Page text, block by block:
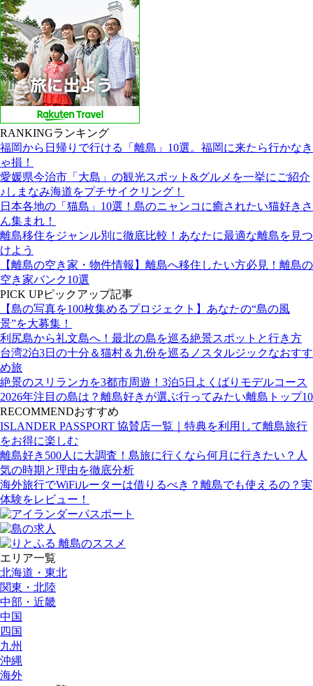
RANKINGランキング
福岡から日帰りで行ける「離島」10選。福岡に来たら行かなき
ゃ損！
愛媛県今治市「大島」の観光スポット&グルメを一挙にご紹介
♪しまなみ海道をプチサイクリング！
日本各地の「猫島」10選！島のニャンコに癒されたい猫好きさ
ん集まれ！
離島移住をジャンル別に徹底比較！あなたに最適な離島を見つ
けよう
【離島の空き家・物件情報】離島へ移住したい方必見！離島の
空き家バンク10選
PICK UPピックアップ記事
【島の写真を100枚集めるプロジェクト】あなたの“島の風
景”を大募集！
利尻島から礼文島へ！最北の島を巡る絶景スポットと行き方
台湾2泊3日の十分＆猫村＆九份を巡るノスタルジックなおすす
め旅
絶景のスリランカを3都市周遊！3泊5日よくばりモデルコース
2026年注目の島は？離島好きが選ぶ行ってみたい離島トップ10
RECOMMENDおすすめ
ISLANDER PASSPORT 協賛店一覧｜特典を利用して離島旅行
をお得に楽しむ
離島好き500人に大調査！島旅に行くなら何月に行きたい？人
気の時期と理由を徹底分析
海外旅行でWiFiルーターは借りるべき？離島でも使えるの？実
体験をレビュー！
エリア一覧
北海道・東北
関東・北陸
中部・近畿
中国
四国
九州
沖縄
海外